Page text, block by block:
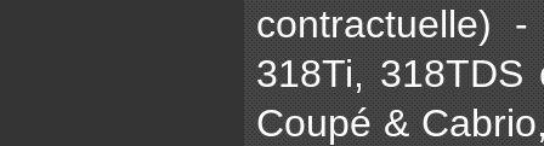
contractuelle)
318Ti, 318TDS
Coupé &